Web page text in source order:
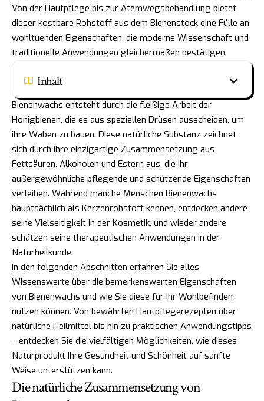
Von der Hautpflege bis zur Atemwegsbehandlung bietet
dieser kostbare Rohstoff aus dem Bienenstock eine Fülle an
wohltuenden Eigenschaften, die moderne Wissenschaft und
traditionelle Anwendungen gleichermaßen bestätigen.
Inhalt
Bienenwachs entsteht durch die fleißige Arbeit der
Honigbienen, die es aus speziellen Drüsen ausscheiden, um
ihre Waben zu bauen. Diese natürliche Substanz zeichnet
sich durch ihre einzigartige Zusammensetzung aus
Fettsäuren, Alkoholen und Estern aus, die ihr
außergewöhnliche pflegende und schützende Eigenschaften
verleihen. Während manche Menschen Bienenwachs
hauptsächlich als Kerzenrohstoff kennen, entdecken andere
seine Vielseitigkeit in der Kosmetik, und wieder andere
schätzen seine therapeutischen Anwendungen in der
Naturheilkunde.
In den folgenden Abschnitten erfahren Sie alles
Wissenswerte über die bemerkenswerten Eigenschaften
von Bienenwachs und wie Sie diese für Ihr Wohlbefinden
nutzen können. Von bewährten Hautpflegerezepten über
natürliche Heilmittel bis hin zu praktischen Anwendungstipps
– entdecken Sie die vielfältigen Möglichkeiten, wie dieses
Naturprodukt Ihre Gesundheit und Schönheit auf sanfte
Weise unterstützen kann.
Die natürliche Zusammensetzung von